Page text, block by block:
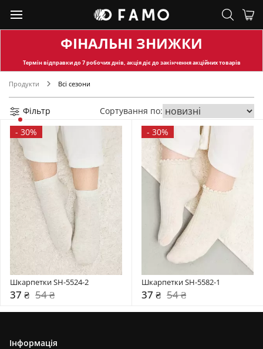
ФІНАЛЬНІ ЗНИЖКИ
Термін відправкидо 7 робочих днів, акція діє до закінчення акційних товарів
Продукти Всі сезони
Фільтр
Сортування по:
- 30%
Шкарпетки SH-5524-2
37 ₴ 54 ₴
- 30%
Шкарпетки SH-5582-1
37 ₴ 54 ₴
Інформація